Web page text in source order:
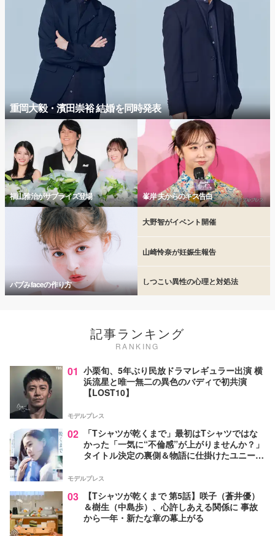
重岡大毅・濱田崇裕 結婚を同時発表
福山雅治がサプライズ登場 峯岸 夫からのキス告白
バブみfaceの作り方
大野智がイベント開催
山崎怜奈が妊娠生報告
しつこい異性の心理と対処法
記事ランキング
RANKING
01 小栗旬、5年ぶり民放ドラマレギュラー出演 横
浜流星と唯一無二の異色のバディで初共演
【LOST10】
モデルプレス
02
「Tシャツが乾くまで」最初はTシャツではな
かった「一気に“不倫感”が上がりませんか？」
タイトル決定の裏側＆物語に仕掛けたユニーク
モデルプレス
03
【Tシャツが乾くまで 第5話】咲子（蒼井優）
＆樹生（中島歩）、心許しあえる関係に 事故
から一年・新たな章の幕上がる